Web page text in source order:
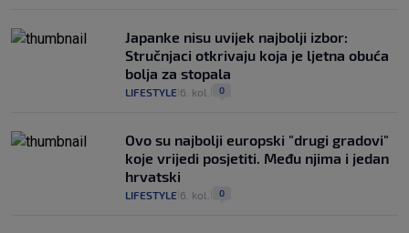
Japanke nisu uvijek najbolji izbor:
Stručnjaci otkrivaju koja je ljetna obuća
bolja za stopala
LIFESTYLE 6. kol. 0
Ovo su najbolji europski "drugi gradovi"
koje vrijedi posjetiti. Među njima i jedan
hrvatski
LIFESTYLE 6. kol. 0